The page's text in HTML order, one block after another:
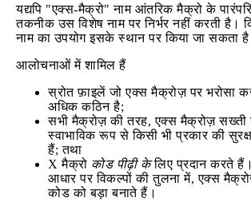
यद्यपि "एक्स-मैक्रो" नाम आंतरिक मैक्रो के
तकनीक उस विशेष नाम पर निर्भर नहीं करती है।
नाम का उपयोग इसके स्थान पर किया जा सकता
आलोचनाओं में शामिल हैं
स्रोत फ़ाइलें जो एक्स मैक्रोज़ पर भरोसा
अधिक कठिन है;
सभी मैक्रोज़ की तरह, एक्स मैक्रोज़ सख्ती
स्वाभाविक रूप से किसी भी प्रकार की
हैं; तथा
X मैक्रो कोड पीढ़ी केलिए प्रदान करते
आधार पर विकल्पों की तुलना में, एक्स
कोड को बड़ा बनाते हैं।